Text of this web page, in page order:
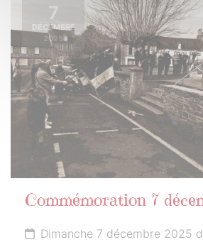
7
DÉCEMBRE
2025
Commémoration 7
Dimanche 7 décembre 2025